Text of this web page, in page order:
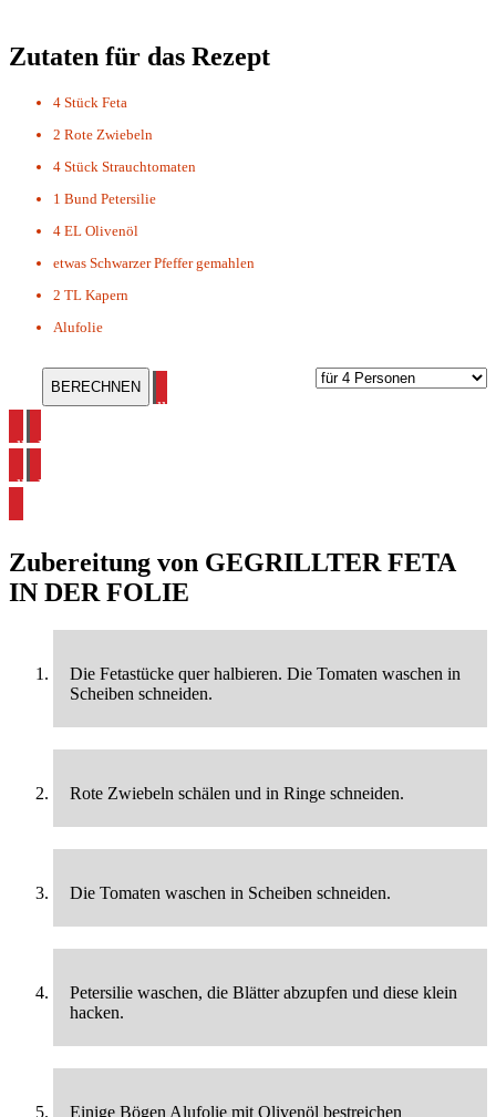
Zutaten für das Rezept
4 Stück Feta
2 Rote Zwiebeln
4 Stück Strauchtomaten
1 Bund Petersilie
4 EL Olivenöl
etwas Schwarzer Pfeffer gemahlen
2 TL Kapern
Alufolie
alle Grillrezepte ansehen
alle Mediterane Rezepte ansehen
alle Feta Rezepte ansehen
Zubereitung von GEGRILLTER FETA
IN DER FOLIE
Die Fetastücke quer halbieren. Die Tomaten waschen in
Scheiben schneiden.
Rote Zwiebeln schälen und in Ringe schneiden.
Die Tomaten waschen in Scheiben schneiden.
Petersilie waschen, die Blätter abzupfen und diese klein
hacken.
Einige Bögen Alufolie mit Olivenöl bestreichen